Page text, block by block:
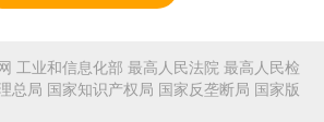
工业和信息化部 最高人民法院 最高人民检
总局 国家知识产权局 国家反垄断局 国家版